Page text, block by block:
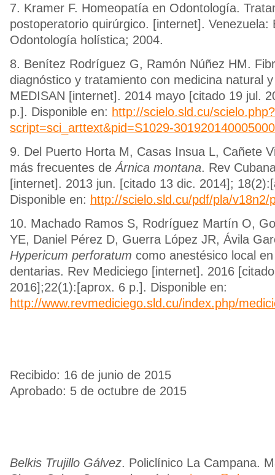
7. Kramer F. Homeopatía en Odontología.
postoperatorio quirúrgico. [internet]. Venezuela:
Odontología holística; 2004.
8. Benítez Rodríguez G, Ramón Núñez HM.
diagnóstico y tratamiento con medicina natural
MEDISAN [internet]. 2014 mayo [citado 19 jul.
p.]. Disponible en: http://scielo.sld.cu/scielo.php?
script=sci_arttext&pid=S1029-
9. Del Puerto Horta M, Casas Insua L, Cañete
más frecuentes de Árnica montana. Rev
[internet]. 2013 jun. [citado 13 dic. 2014];
Disponible en: http://scielo.sld.cu/pdf/pla/v18n2/
10. Machado Ramos S, Rodríguez Martín O,
YE, Daniel Pérez D, Guerra López JR, Ávila
Hypericum perforatum como anestésico local
dentarias. Rev Mediciego [internet]. 2016
2016];22(1):[aprox. 6 p.]. Disponible en:
http://www.revmediciego.sld.cu/index.php/
Recibido: 16 de junio de 2015
Aprobado: 5 de octubre de 2015
Belkis Trujillo Gálvez. Policlínico La Campana.